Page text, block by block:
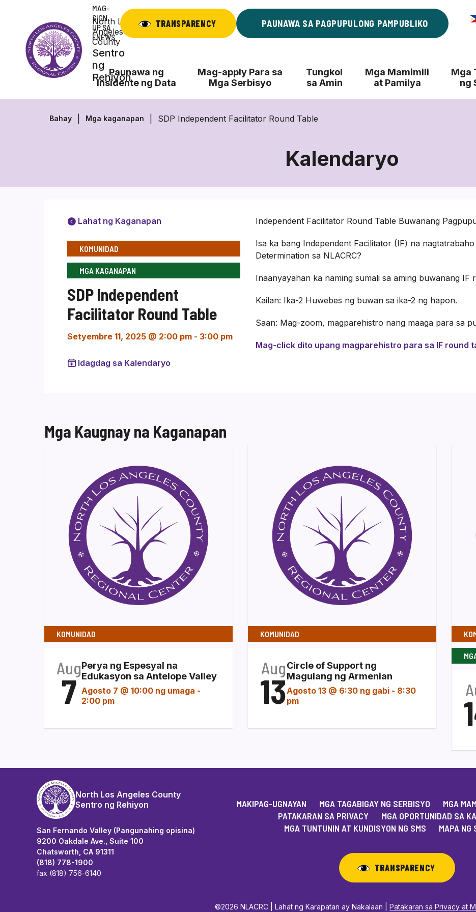
nilalaman
North Los
Angeles
County
Sentro
ng
Rehiyon
MAG-
SIGN
UP SA
ENEWS
TRANSPARENCY PAUNAWA SA PAGPUPULONG PAMPUBLIKO
Paunawa ng
Insidente ng Data
Mag-apply Para sa
Mga Serbisyo
Tungkol
sa Amin
Mga Mamimili
at Pamilya
Mga
ng
Bahay Mga kaganapan SDP Independent Facilitator Round Table
Kalendaryo
Lahat ng Kaganapan
KOMUNIDAD
MGA KAGANAPAN
SDP Independent
Facilitator Round Table
Setyembre 11, 2025 @ 2:00 pm - 3:00 pm
Idagdag sa Kalendaryo
Independent Facilitator Round Table Buwanang
Isa ka bang Independent Facilitator (IF) na
Determination sa NLACRC?
Inaanyayahan ka naming sumali sa aming buwanang IF
Kailan: Ika-2 Huwebes ng buwan sa ika-2 ng hapon.
Saan: Mag-zoom, magparehistro nang maaga para sa
Mag-click dito upang magparehistro para sa IF round
Mga Kaugnay na Kaganapan
KOMUNIDAD
Aug
7
Perya ng Espesyal na
Edukasyon sa Antelope Valley
Agosto 7 @ 10:00 ng umaga -
2:00 pm
KOMUNIDAD
Aug
13
Circle of Support ng
Magulang ng Armenian
Agosto 13 @ 6:30 ng gabi - 8:30
pm
North Los Angeles County
Sentro ng Rehiyon
San Fernando Valley (Pangunahing opisina)
9200 Oakdale Ave., Suite 100
Chatsworth, CA 91311
(818) 778-1900
fax (818) 756-6140
MAKIPAG-UGNAYAN MGA TAGABIGAY NG SERBISYO
MGA
PATAKARAN SA PRIVACY
MGA OPORTUNIDAD SA
MGA TUNTUNIN AT KUNDISYON NG SMS
MAPA NG
TRANSPARENCY
©2026 NLACRC | Lahat ng Karapatan ay Nakalaan | Patakaran sa Privacy at